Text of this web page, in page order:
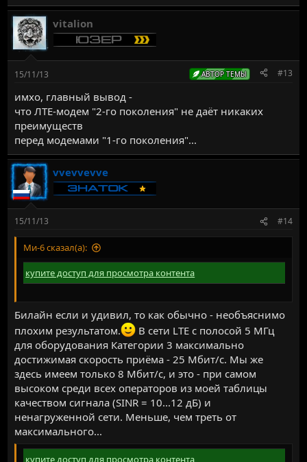
vitalion
15/11/13 АВТОР ТЕМЫ #13
имхо, главный вывод -
что ЛТЕ-модем "2-го поколения" не даёт никаких
преимуществ
перед модемами "1-го поколения"...
vvevvevve
15/11/13 #14
Ми-6 сказал(а):
купите доступ для просмотра контента
Билайн если и удивил, то как обычно - необъяснимо
плохим результатом.
В сети LTE с полосой 5 МГц
для оборудования Категории 3 максимально
достижимая скорость приёма - 25 Мбит/с. Мы же
здесь имеем только 8 Мбит/с, и это - при самом
высоком среди всех операторов из моей таблицы
качеством сигнала (SINR = 10...12 дБ) и
ненагруженной сети. Меньше, чем треть от
максимального...
купите доступ для просмотра контента